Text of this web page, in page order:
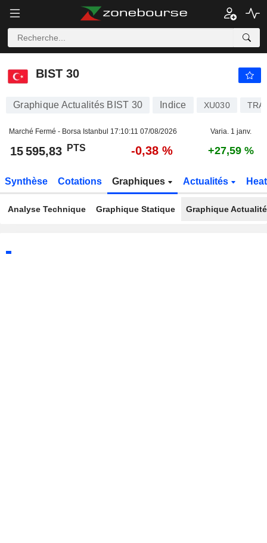
BIST 30
BIST 30
Graphique Actualités BIST 30 Indice XU030
Marché Fermé - Borsa Istanbul 17:10:11 07/08/2026 Varia. 1 janv.
15 595,83 PTS -0,38 % +27,59 %
Synthèse Cotations Graphiques Actualités
Analyse Technique Graphique Statique Graphique